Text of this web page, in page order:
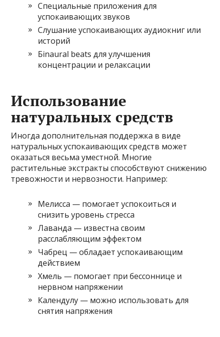
Специальные приложения для
успокаивающих звуков
Слушание успокаивающих аудиокниг или
историй
Бinaural beats для улучшения
концентрации и релаксации
Использование
натуральных средств
Иногда дополнительная поддержка в виде
натуральных успокаивающих средств может
оказаться весьма уместной. Многие
растительные экстракты способствуют снижению
тревожности и нервозности. Например:
Мелисса — помогает успокоиться и
снизить уровень стресса
Лаванда — известна своим
расслабляющим эффектом
Чабрец — обладает успокаивающим
действием
Хмель — помогает при бессоннице и
нервном напряжении
Календулу — можно использовать для
снятия напряжения